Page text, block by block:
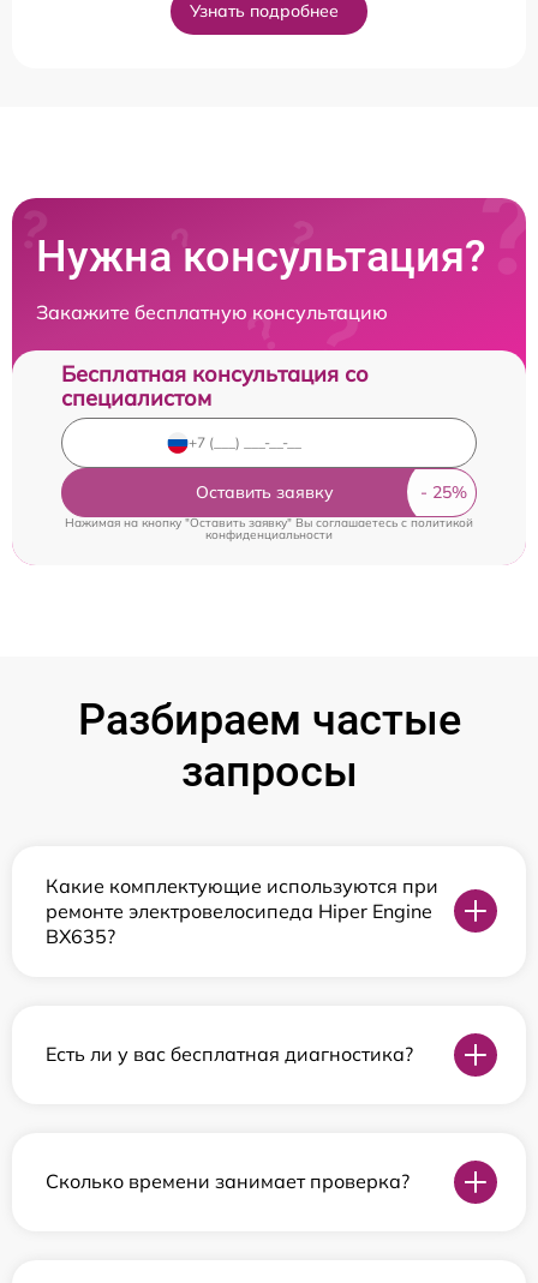
Узнать подробнее
Нужна консультация?
Закажите бесплатную консультацию
Бесплатная консультация со
специалистом
Оставить заявку
Нажимая на кнопку "Оставить заявку" Вы соглашаетесь cполитикой
конфиденциальности
Разбираем частые
запросы
Какие комплектующие используются при
ремонте электровелосипеда Hiper Engine
BX635?
Есть ли у вас бесплатная диагностика?
Сколько времени занимает проверка?